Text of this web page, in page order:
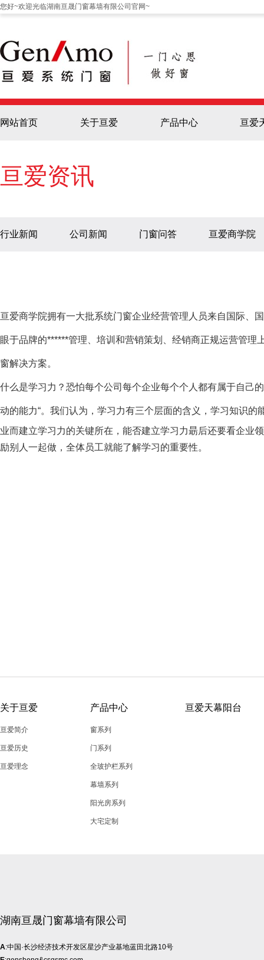
您好~欢迎光临湖南亘晟门窗幕墙有限公司官网~
网站首页 关于亘爱 产品中心 亘爱
亘爱资讯
行业新闻 公司新闻 门窗问答 亘爱商学院
亘爱商学院拥有一大批系统门窗企业经营管理人员来自国际、
眼于品牌的******管理、培训和营销策划、经销商正规运营管
窗解决方案。
什么是学习力？恐怕每个公司每个企业每个个人都有属于自己
动的能力“。 我们认为，学习力有三个层面的含义，学习知识
业而建立学习力的关键所在，能否建立学习力朂后还要看企业
励别人一起做，全体员工就能了解学习的重要性。
关于亘爱
亘爱简介
亘爱历史
亘爱理念
产品中心
窗系列
门系列
全玻护栏系列
幕墙系列
阳光房系列
大宅定制
亘爱天幕阳台
湖南亘晟门窗幕墙有限公司
A:中国·长沙经济技术开发区星沙产业基地蓝田北路10号